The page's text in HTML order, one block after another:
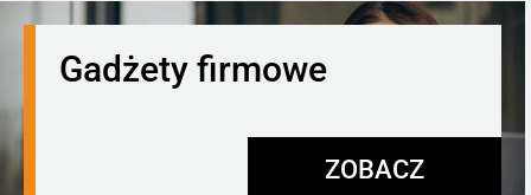
Gadżety firmowe
ZOBACZ